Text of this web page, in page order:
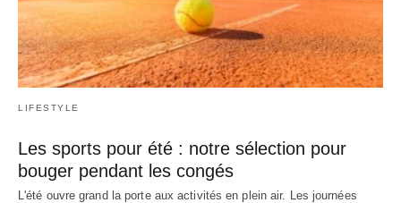
LIFESTYLE
Les sports pour été : notre sélection pour
bouger pendant les congés
L'été ouvre grand la porte aux activités en plein air. Les journées